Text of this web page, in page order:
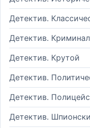
Детектив.
Детектив.
Детектив. Крутой
Детектив.
Детектив.
Детектив.